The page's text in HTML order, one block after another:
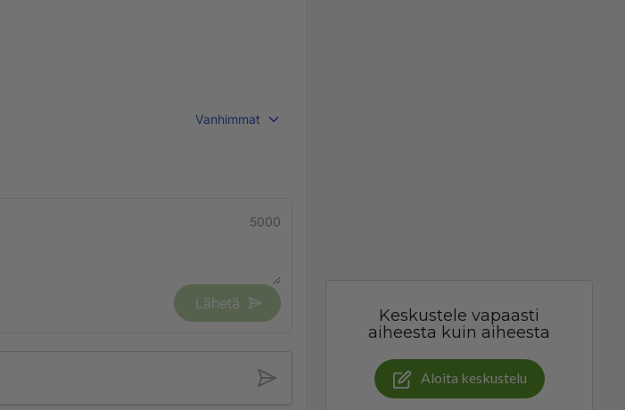
Vanhimmat
5000
Lähetä
Keskustele vapaasti
aiheesta kuin aiheesta
Aloita keskustelu